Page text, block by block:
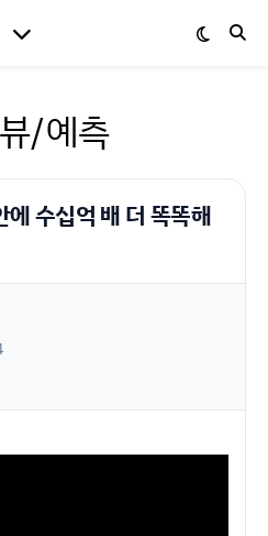
/예측
수십억 배 더 똑똑해